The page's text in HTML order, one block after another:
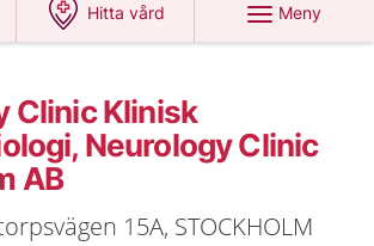
Hitta vård
Meny
Clinic Klinisk
Neurology Clinic
AB
15A, STOCKHOLM